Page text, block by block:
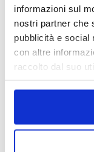
informazioni sul
nostri partner che
pubblicità e social
con altre
raccolto dal suo
Il